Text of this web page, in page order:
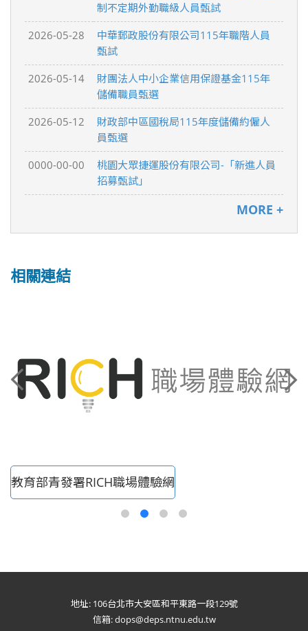
制不定期外勤職級人員甄試
2026-05-28
中華郵政股份有限公司115年職階人員
甄試
2026-05-14
財團法人中小企業信用保證基金115年
儲備職員甄選
2026-05-12
財政部中區國稅局115年度儲備約僱人
員甄選
0000-00-00
桃園大眾捷運股份有限公司-「新進人員
招募甄試」
MORE +
相關連結
勞動部YS青年職涯發展中心
地址: 106台北市大安區和平東路一段129號
信箱: dops@deps.ntnu.edu.tw